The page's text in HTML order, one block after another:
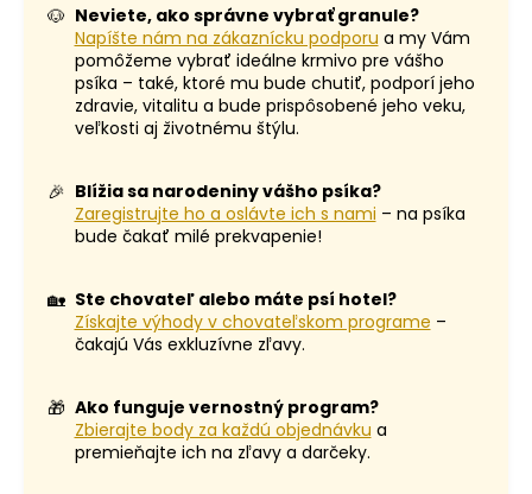
🐶 Neviete, ako správne vybrať granule?
Napíšte nám na zákaznícku podporu a my Vám
pomôžeme vybrať ideálne krmivo pre vášho
psíka – také, ktoré mu bude chutiť, podporí jeho
zdravie, vitalitu a bude prispôsobené jeho veku,
veľkosti aj životnému štýlu.
🎉 Blížia sa narodeniny vášho psíka?
Zaregistrujte ho a oslávte ich s nami – na psíka
bude čakať milé prekvapenie!
🏡 Ste chovateľ alebo máte psí hotel?
Získajte výhody v chovateľskom programe –
čakajú Vás exkluzívne zľavy.
🎁 Ako funguje vernostný program?
Zbierajte body za každú objednávku a
premieňajte ich na zľavy a darčeky.